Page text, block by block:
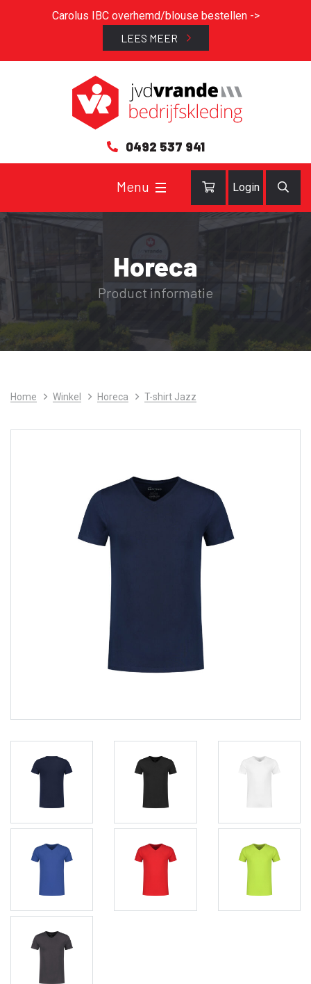
Carolus IBC overhemd/blouse bestellen ->
LEES MEER
0492 537 941
Login
Horeca
Product informatie
Home Winkel Horeca T-shirt Jazz